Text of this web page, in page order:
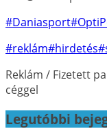
#Daniasport
#reklám#hirdetés
Reklám / Fizetett
céggel
Legutóbbi